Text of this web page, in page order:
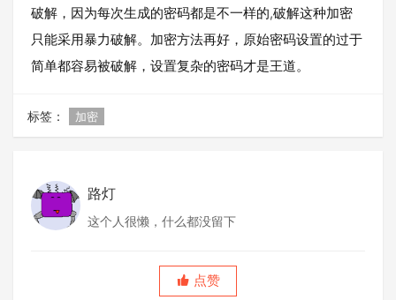
破解，因为每次生成的密码都是不一样的,破解这种加密
只能采用暴力破解。加密方法再好，原始密码设置的过于
简单都容易被破解，设置复杂的密码才是王道。
标签： 加密
路灯
这个人很懒，什么都没留下
点赞